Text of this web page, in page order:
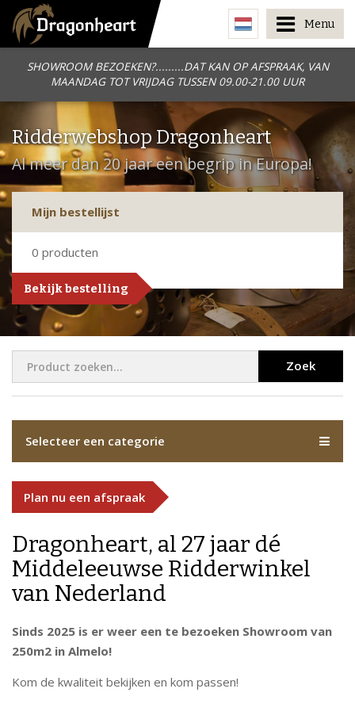
SHOWROOM BEZOEKEN?.........DAT KAN OP AFSPRAAK, VAN
MAANDAG TOT VRIJDAG TUSSEN 09.00-21.00 UUR
Menu
Ridderwebshop Dragonheart
Al meer dan 20 jaar een begrip in Europa!
Mijn bestellijst
0 producten
Bekijk bestelling
Zoek
Selecteer een categorie
Plan nu een afspraak
Dragonheart, al 27 jaar dé
Middeleeuwse Ridderwinkel
van Nederland
Sinds 2025 is er weer een te bezoeken Showroom van
250m2 in Almelo!
Kom de kwaliteit bekijken en kom passen!